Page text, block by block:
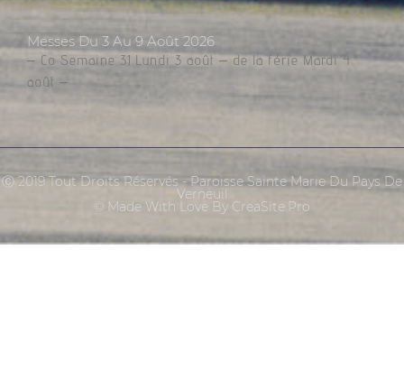
Messes Du 3 Au 9 Août 2026
– Co Semaine 31 Lundi 3 août – de la férie Mardi 4
août –
Ⓒ 2019 Tout Droits Réservés - Paroisse Sainte Marie Du Pays De
Verneuil
© Made With Love By CreaSite.Pro